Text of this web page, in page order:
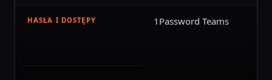
HASŁA I DOSTĘPY 1Password Teams